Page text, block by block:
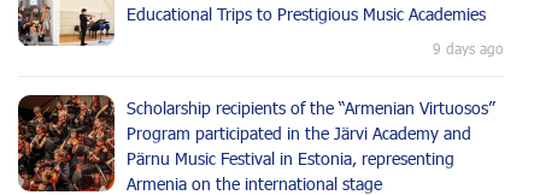
Educational Trips to Prestigious Music Academies
9 days ago
Scholarship recipients of the “Armenian Virtuosos”
Program participated in the Järvi Academy and
Pärnu Music Festival in Estonia, representing
Armenia on the international stage